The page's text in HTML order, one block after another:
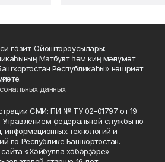
гәзит. Ойоштороусылары:
Матбуғат һәм киң мәғлүмәт
Республикаһы» нәшриәт
данных
СМИ: ПИ № ТУ 02-01797 от 19
федеральной службы по
информационных технологий и
по Республике Башкортостан.
«Хәйбулла хәбәрҙәре»